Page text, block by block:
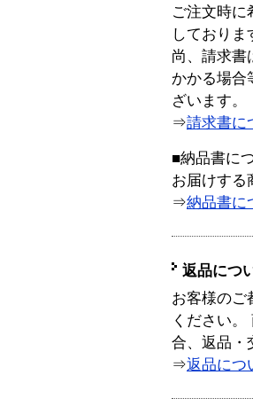
ご注文時に
しておりま
尚、請求書
かかる場合
ざいます。
⇒請求書に
■納品書に
お届けする
⇒納品書に
返品につ
お客様のご
ください
合、返品・
⇒返品につ